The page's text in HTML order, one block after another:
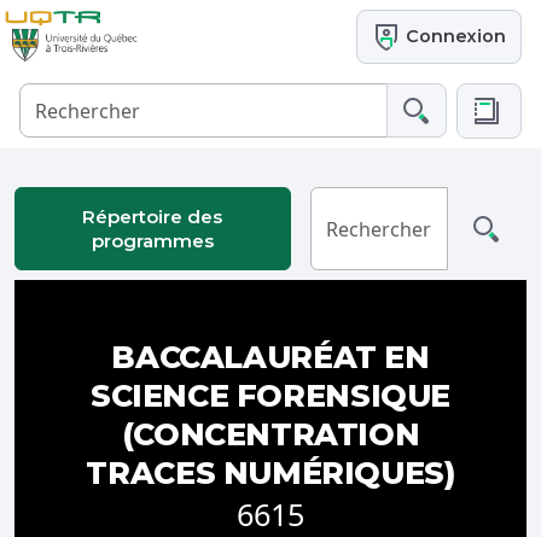
Connexion
Répertoire des
programmes
BACCALAURÉAT EN
SCIENCE FORENSIQUE
(CONCENTRATION
TRACES NUMÉRIQUES)
6615